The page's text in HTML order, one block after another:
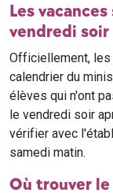
Les
vendredi soir
Officiellement,
calendrier du
élèves qui n'ont
le vendredi soir
vérifier avec
samedi matin.
Où trouver